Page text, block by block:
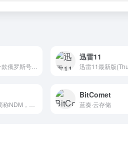
迅雷11
BitComet
蓝奏·云存储